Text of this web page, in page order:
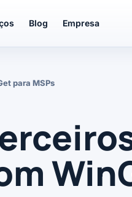
Blog Empresa
para MSPs